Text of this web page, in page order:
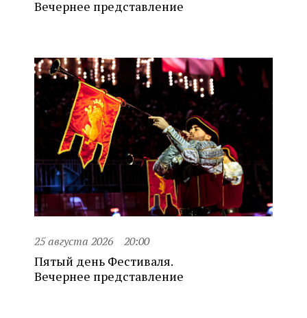
Вечернее представление
25 августа 2026 20:00
Пятый день Фестиваля.
Вечернее представление